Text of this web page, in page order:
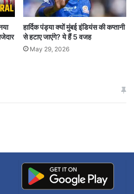
IDF claims
Ali Shadmani killed in
in Tehran
हार्दिक पंड्या क्यों मुंबई इंडियंस की कप्तानी
से हटाए जाएंगे? ये हैं 5 वजह
May 29, 2026
खाई में धक्का… आरोपियों ने